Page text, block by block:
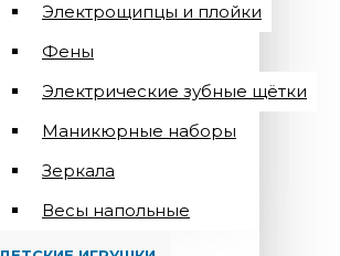
Электрощипцы и плойки
Фены
Электрические зубные щётки
Маникюрные наборы
Зеркала
Весы напольные